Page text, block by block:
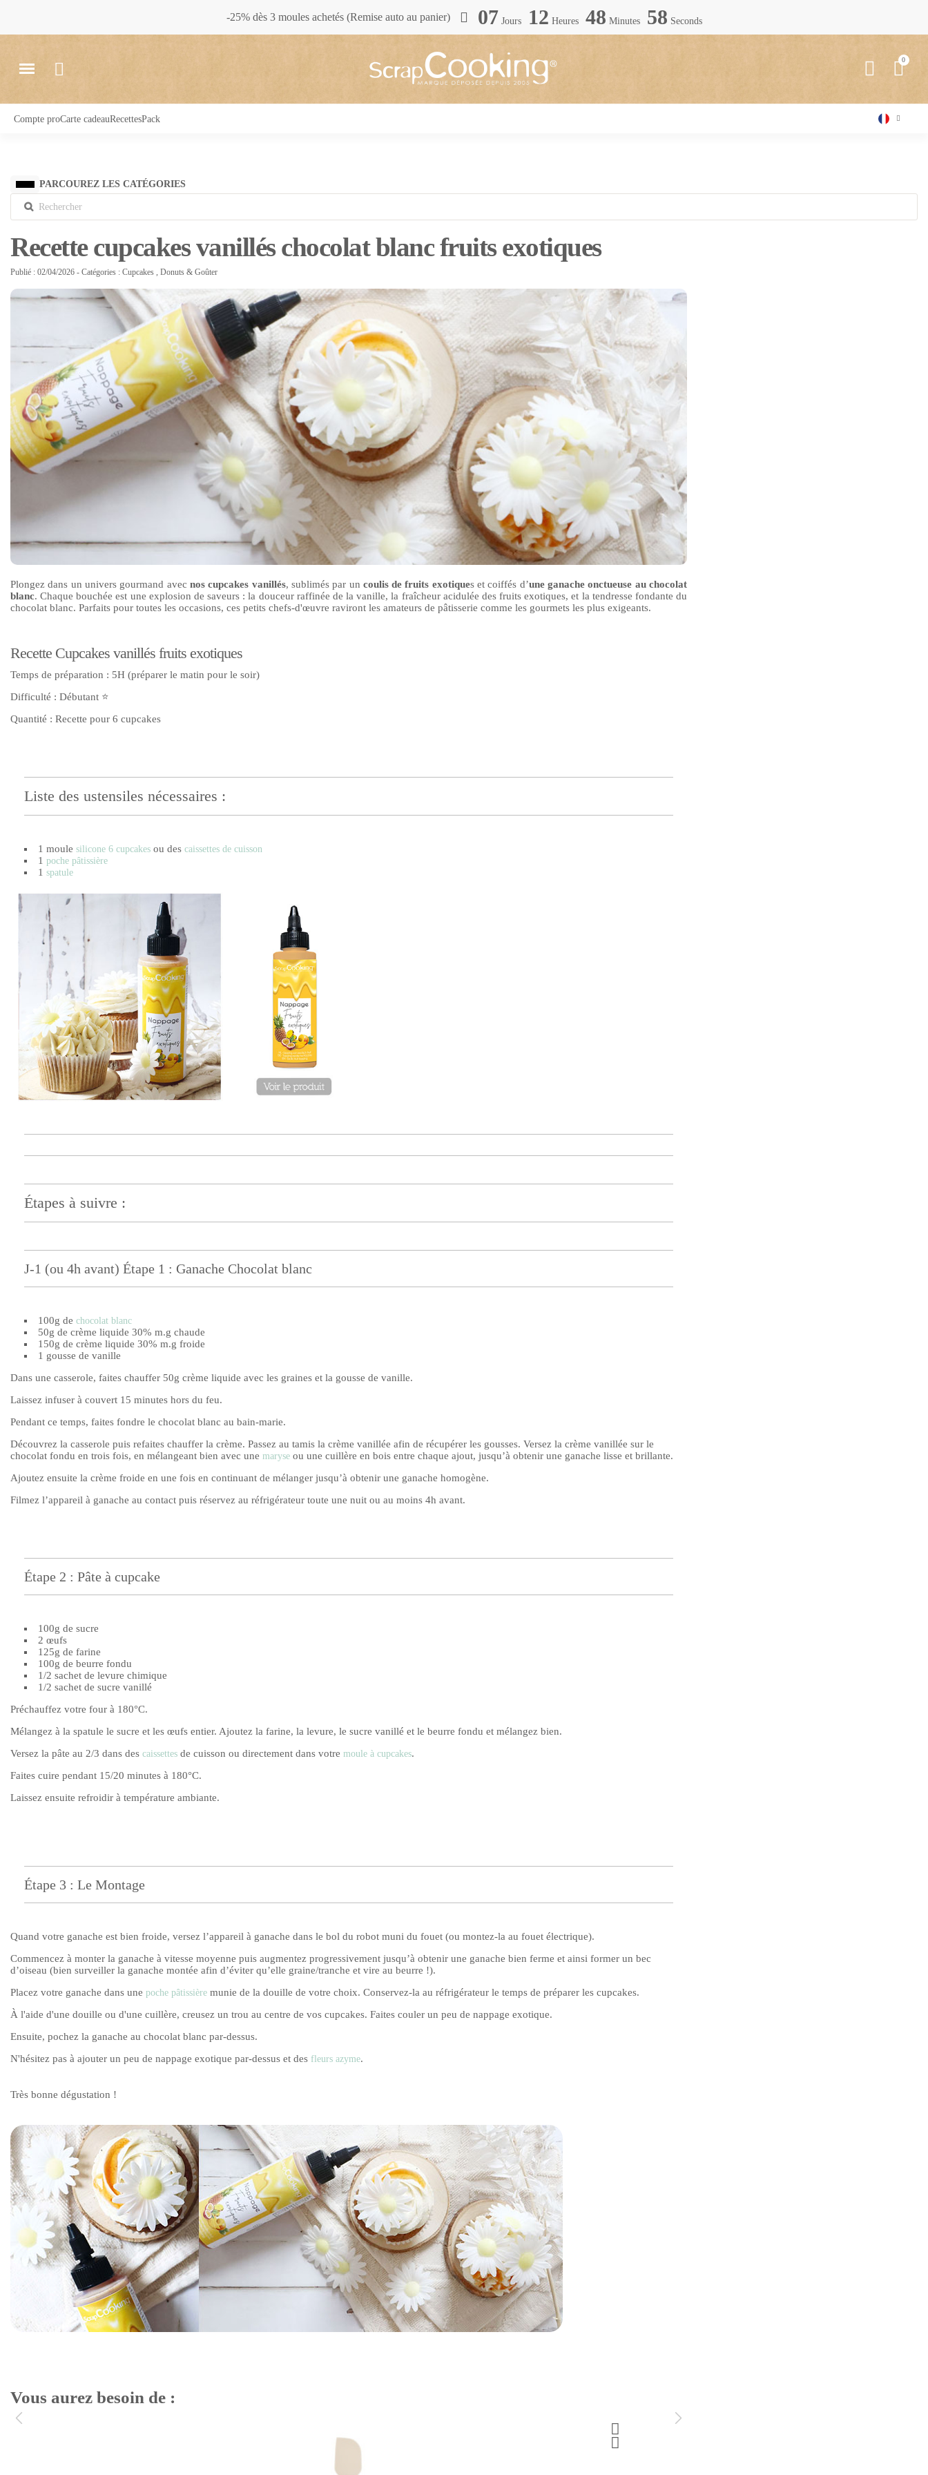
-25% dès 3 moules achetés (Remise auto au panier) 07 Jours 12 Heures 48 Minutes 57 Seconds
Compte proCarte cadeauRecettesPack
PARCOUREZ LES CATÉGORIES
Recette cupcakes vanillés chocolat blanc fruits exotiques
Publié : 02/04/2026 - Catégories : Cupcakes Donuts & Goûter
Plongez dans un univers gourmand avec nos cupcakes vanillés, sublimés par un coulis de fruits exotiques et coiffés d’une ganache onctueuse au chocolat
blanc. Chaque bouchée est une explosion de saveurs : la douceur raffinée de la vanille, la fraîcheur acidulée des fruits exotiques, et la tendresse fondante du
chocolat blanc. Parfaits pour toutes les occasions, ces petits chefs-d'œuvre raviront les amateurs de pâtisserie comme les gourmets les plus exigeants.
Recette Cupcakes vanillés fruits exotiques
Temps de préparation : 5H (préparer le matin pour le soir)
Difficulté : Débutant ⭐
Quantité : Recette pour 6 cupcakes
Liste des ustensiles nécessaires :
1 moule silicone 6 cupcakes ou des caissettes de cuisson
1 poche pâtissière
1 spatule
Étapes à suivre :
J-1 (ou 4h avant) Étape 1 : Ganache Chocolat blanc
100g de chocolat blanc
50g de crème liquide 30% m.g chaude
150g de crème liquide 30% m.g froide
1 gousse de vanille
Dans une casserole, faites chauffer 50g crème liquide avec les graines et la gousse de vanille.
Laissez infuser à couvert 15 minutes hors du feu.
Pendant ce temps, faites fondre le chocolat blanc au bain-marie.
Découvrez la casserole puis refaites chauffer la crème. Passez au tamis la crème vanillée afin de récupérer les gousses. Versez la crème vanillée sur le
chocolat fondu en trois fois, en mélangeant bien avec une maryse ou une cuillère en bois entre chaque ajout, jusqu’à obtenir une ganache lisse et brillante.
Ajoutez ensuite la crème froide en une fois en continuant de mélanger jusqu’à obtenir une ganache homogène.
Filmez l’appareil à ganache au contact puis réservez au réfrigérateur toute une nuit ou au moins 4h avant.
Étape 2 : Pâte à cupcake
100g de sucre
2 œufs
125g de farine
100g de beurre fondu
1/2 sachet de levure chimique
1/2 sachet de sucre vanillé
Préchauffez votre four à 180°C.
Mélangez à la spatule le sucre et les œufs entier. Ajoutez la farine, la levure, le sucre vanillé et le beurre fondu et mélangez bien.
Versez la pâte au 2/3 dans des caissettes de cuisson ou directement dans votre moule à cupcakes.
Faites cuire pendant 15/20 minutes à 180°C.
Laissez ensuite refroidir à température ambiante.
Étape 3 : Le Montage
Quand votre ganache est bien froide, versez l’appareil à ganache dans le bol du robot muni du fouet (ou montez-la au fouet électrique).
Commencez à monter la ganache à vitesse moyenne puis augmentez progressivement jusqu’à obtenir une ganache bien ferme et ainsi former un bec
d’oiseau (bien surveiller la ganache montée afin d’éviter qu’elle graine/tranche et vire au beurre !).
Placez votre ganache dans une poche pâtissière munie de la douille de votre choix. Conservez-la au réfrigérateur le temps de préparer les cupcakes.
À l'aide d'une douille ou d'une cuillère, creusez un trou au centre de vos cupcakes. Faites couler un peu de nappage exotique.
Ensuite, pochez la ganache au chocolat blanc par-dessus.
N'hésitez pas à ajouter un peu de nappage exotique par-dessus et des fleurs azyme.
Très bonne dégustation !
Vous aurez besoin de :